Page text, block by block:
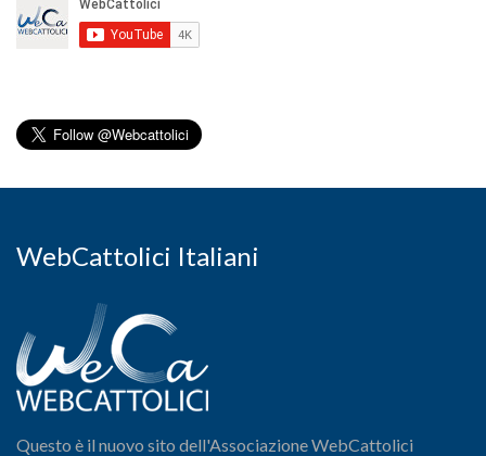
WebCattolici Italiani
Questo è il nuovo sito dell'Associazione WebCattolici